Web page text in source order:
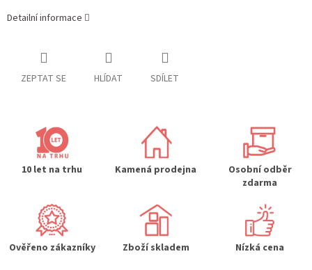
Detailní informace
ZEPTAT SE HLÍDAT SDÍLET
10 let na trhu Kamená prodejna
Osobní odběr
zdarma
Ověřeno zákazníky Zboží skladem Nízká cena